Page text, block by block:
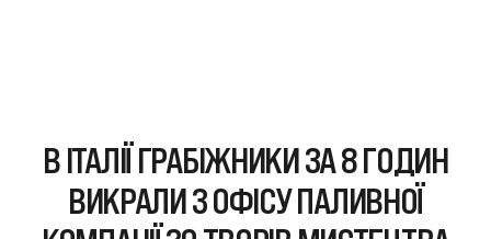
В ІТАЛІЇ ГРАБІЖНИКИ ЗА 8 ГОДИН
ВИКРАЛИ З ОФІСУ ПАЛИВНОЇ